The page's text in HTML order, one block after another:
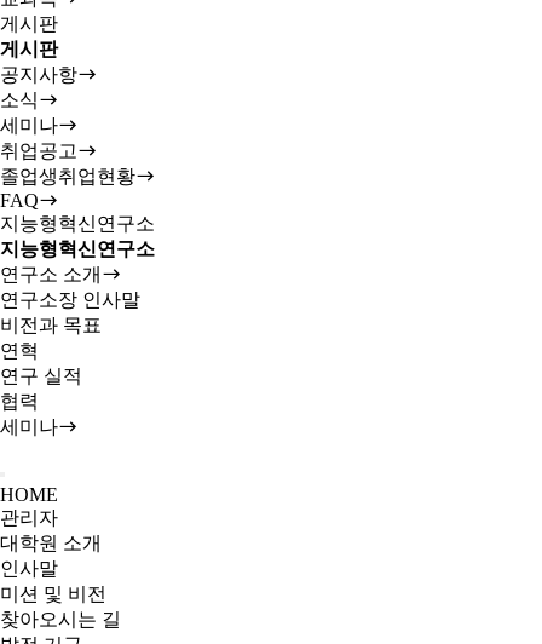
게시판
게시판
공지사항
소식
세미나
취업공고
졸업생취업현황
FAQ
지능형혁신연구소
지능형혁신연구소
연구소 소개
연구소장 인사말
비전과 목표
연혁
연구 실적
협력
세미나
HOME
관리자
대학원 소개
인사말
미션 및 비전
찾아오시는 길